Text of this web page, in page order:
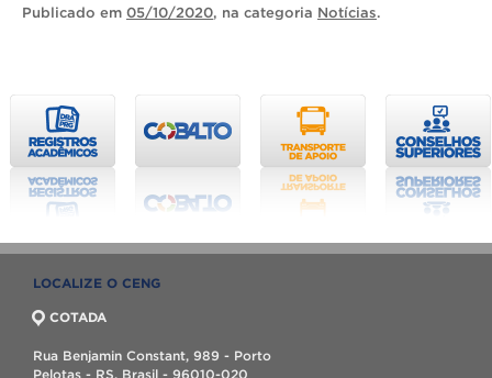
Publicado em 05/10/2020, na categoria Notícias.
LOCALIZE O CENG
COTADA
Rua Benjamin Constant, 989 - Porto
Pelotas - RS, Brasil - 96010-020